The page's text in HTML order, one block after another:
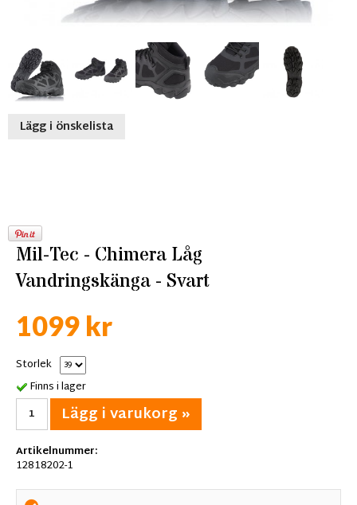
Lägg i önskelista
Mil-Tec - Chimera Låg
Vandringskänga - Svart
1099 kr
Storlek
Finns i lager
Lägg i varukorg »
Artikelnummer:
12818202-1